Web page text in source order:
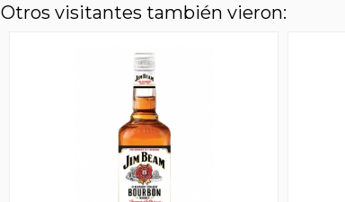
Otros visitantes también vieron: